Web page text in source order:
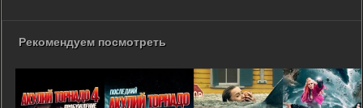
Рекомендуем посмотреть